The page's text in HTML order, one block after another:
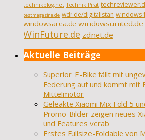
technikblog.net Technik Pirat
testmagazine.de wdr.de/digitalistan windows-
windowsarea.de windowsunited.de
WinFuture.de zdnet.de
Aktuelle Beiträge
Superior: E-Bike fällt mit
Federung auf und kommt mit
Mittelmotor
Geleakte Xiaomi Mix Fold 5
Promo-Bilder zeigen neues
und Features vorab
Erstes Fullsize-Foldable von